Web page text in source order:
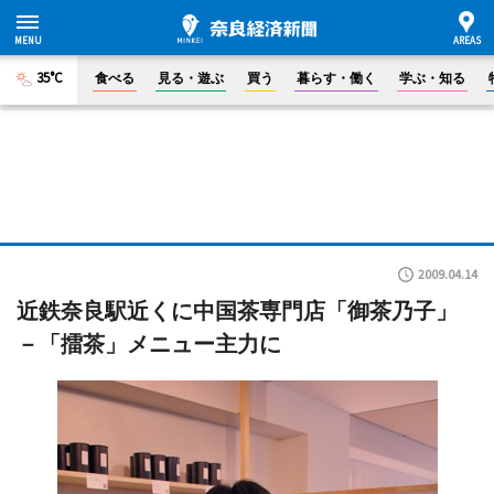
35°C 食べる 見る・遊ぶ 買う 暮らす・働く 学ぶ・知る
2009.04.14
近鉄奈良駅近くに中国茶専門店「御茶乃子」
－「擂茶」メニュー主力に